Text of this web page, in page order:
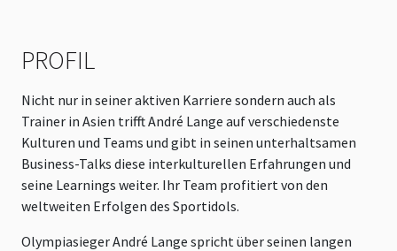
PROFIL
Nicht nur in seiner aktiven Karriere sondern auch als
Trainer in Asien trifft André Lange auf verschiedenste
Kulturen und Teams und gibt in seinen unterhaltsamen
Business-Talks diese interkulturellen Erfahrungen und
seine Learnings weiter. Ihr Team profitiert von den
weltweiten Erfolgen des Sportidols.
Olympiasieger André Lange spricht über seinen langen